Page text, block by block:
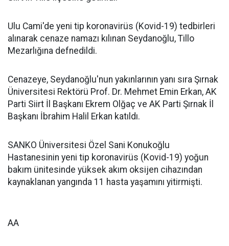
Ulu Cami'de yeni tip koronavirüs (Kovid-19) tedbirleri
alınarak cenaze namazı kılınan Seydanoğlu, Tillo
Mezarlığına defnedildi.
Cenazeye, Seydanoğlu'nun yakınlarının yanı sıra Şırnak
Üniversitesi Rektörü Prof. Dr. Mehmet Emin Erkan, AK
Parti Siirt İl Başkanı Ekrem Olğaç ve AK Parti Şırnak İl
Başkanı İbrahim Halil Erkan katıldı.
SANKO Üniversitesi Özel Sani Konukoğlu
Hastanesinin yeni tip koronavirüs (Kovid-19) yoğun
bakım ünitesinde yüksek akım oksijen cihazından
kaynaklanan yangında 11 hasta yaşamını yitirmişti.
AA